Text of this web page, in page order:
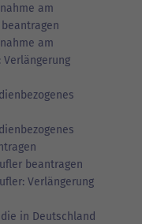
am
am
beantragen
Verlängerung
in Deutschland